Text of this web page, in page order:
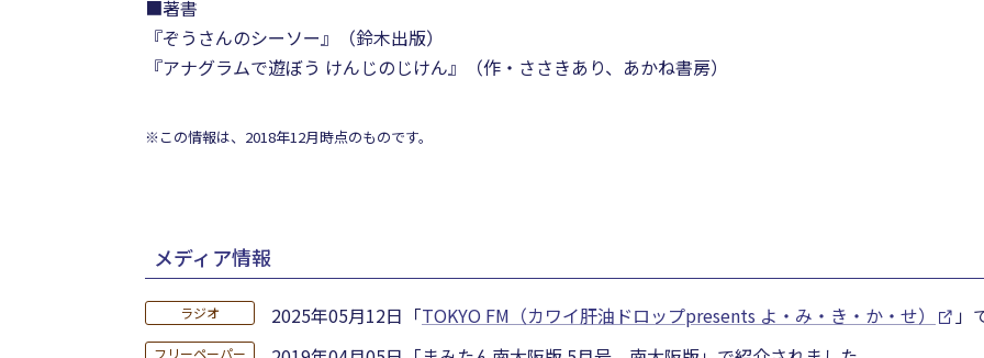
■著書
『ぞうさんのシーソー』（鈴木出版）
『アナグラムで遊ぼう けんじのじけん』（作・ささきあり、あかね書房）
※この情報は、2018年12月時点のものです。
メディア情報
ラジオ 2025年05月12日 「TOKYO FM（カワイ肝油ドロップpresents よ・み・き・か・せ） 」
フリーペーパー